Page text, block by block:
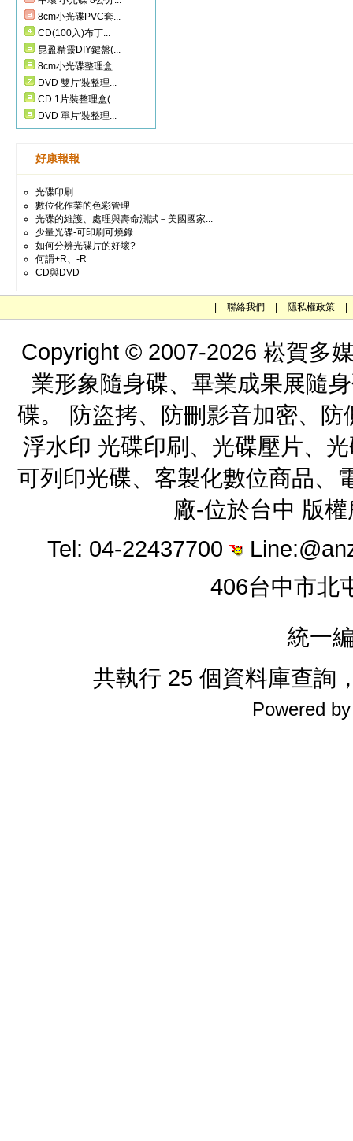
8cm小光碟PVC套...
CD(100入)布丁...
昆盈精靈DIY鍵盤(...
8cm小光碟整理盒
DVD 雙片'裝整理...
CD 1片裝整理盒(...
DVD 單片'裝整理...
好康報報
光碟印刷
數位化作業的色彩管理
光碟的維護、處理與壽命測試－美國國家...
少量光碟-可印刷可燒錄
如何分辨光碟片的好壞?
何謂+R、-R
CD與DVD
聯絡我們 隱私權政策
Copyright © 2007-2026 崧賀多
業形象隨身碟、畢業成果展隨
碟。 防盜拷、防刪影音加密、
浮水印 光碟印刷、光碟壓片、
可列印光碟、客製化數位商品、
廠-位於台中 版
Tel: 04-22437700
406台中市北
統一
共執行 25 個資料庫查詢
Powered